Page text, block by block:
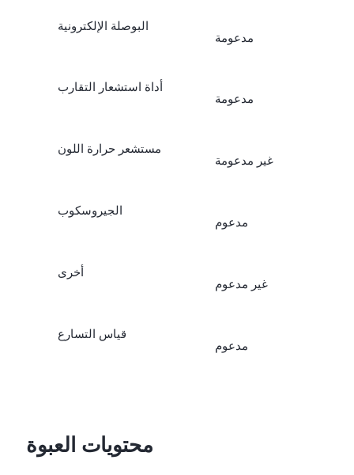
البوصلة الإلكترونية
مدعومة
أداة استشعار التقارب
مدعومة
مستشعر حرارة اللون
غير مدعومة
الجيروسكوب
مدعوم
أخرى
غير مدعوم
قياس التسارع
مدعوم
محتويات العبوة